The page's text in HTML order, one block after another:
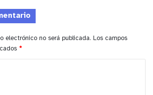
electrónico no será publicada. Los campos
*